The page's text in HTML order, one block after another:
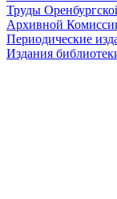
Труды
Архивной
Периодические
Издания